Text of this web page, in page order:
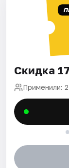
Скидка
Применили: